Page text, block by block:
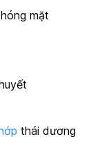
mặt
thái dương